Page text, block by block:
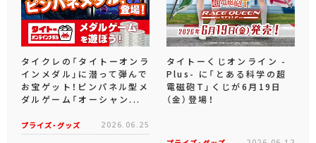
タイクレの「タイトーオンラ
インメダル」に潜って弾んで
お宝ゲット！ピンパネル型メ
ダルゲーム「オーシャン...
プライズ・グッズ 2026.06.25
タイトーくじオンライン -
Plus- に「とある科学の超
電磁砲T」くじが6月19日
（金）登場！